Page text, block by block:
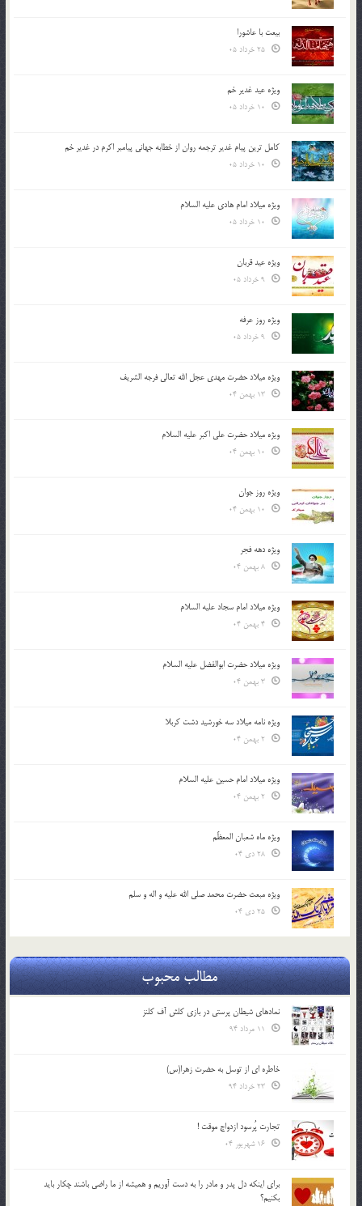
بیعت با عاشورا
ویژه عید غدیر خم
کامل ترین پیام غدیر ترجمه روان از خطابه جهانی پیامبر اکرم در غدیر خم
ویژه میلاد امام هادی علیه السلام
ویژه عید قربان
ویژه روز عرفه
ویژه میلاد حضرت مهدی عجل الله تعالی فرجه الشريف
ویژه میلاد حضرت علی اکبر علیه السلام
ویژه روز جوان
ویژه دهه فجر
ویژه میلاد امام سجاد علیه السلام
ویژه میلاد حضرت ابوالفضل علیه السلام
ویژه نامه میلاد سه خورشید دشت کربلا
ویژه میلاد امام حسین علیه السلام
ویژه ماه شعبان المعظّم
ویژه مبعث حضرت محمد صلی الله علیه و اله و سلم
مطالب محبوب
نمادهای شیطان پرستی در بازی کلش آف کلنز
خاطره ای از توسل به حضرت زهرا(س)
تجارت پُرسود ازدواج موقت !
براي اينكه دل پدر و مادر را به دست آوريم و هميشه از ما راضي باشند چكار بايد
بكنيم؟